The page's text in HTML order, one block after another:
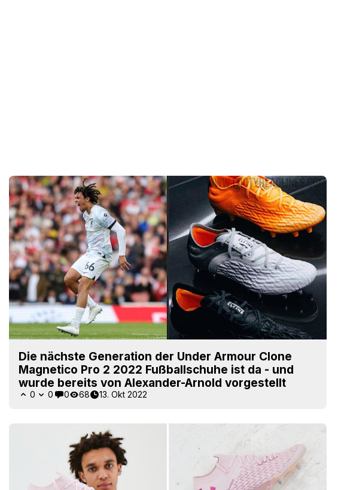
Die nächste Generation der Under Armour Clone
Magnetico Pro 2 2022 Fußballschuhe ist da - und
wurde bereits von Alexander-Arnold vorgestellt
0 0 0 68 13. Okt 2022